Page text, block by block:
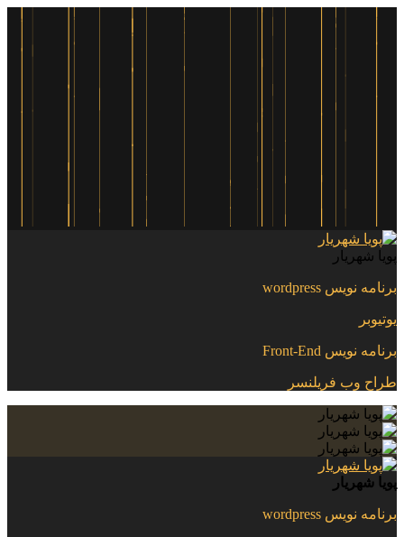
پویا شهریار
برنامه نویس wordpress
یوتیوبر
برنامه نویس Front-End
طراح وب فریلنسر
پویا شهریار
برنامه نویس wordpress